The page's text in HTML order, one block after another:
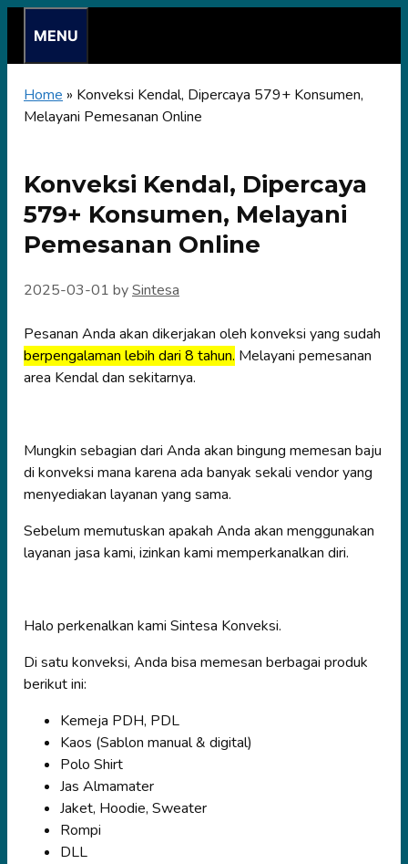
content
MENU
Home » Konveksi Kendal, Dipercaya 579+ Konsumen,
Melayani Pemesanan Online
Konveksi Kendal, Dipercaya
579+ Konsumen, Melayani
Pemesanan Online
2025-03-01 bySintesa
Pesanan Anda akan dikerjakan oleh konveksi yang sudah
berpengalaman lebih dari 8 tahun. Melayani pemesanan
area Kendal dan sekitarnya.
Mungkin sebagian dari Anda akan bingung memesan baju
di konveksi mana karena ada banyak sekali vendor yang
menyediakan layanan yang sama.
Sebelum memutuskan apakah Anda akan menggunakan
layanan jasa kami, izinkan kami memperkanalkan diri.
Halo perkenalkan kami Sintesa Konveksi.
Di satu konveksi, Anda bisa memesan berbagai produk
berikut ini:
Kemeja PDH, PDL
Kaos (Sablon manual & digital)
Polo Shirt
Jas Almamater
Jaket, Hoodie, Sweater
Rompi
DLL